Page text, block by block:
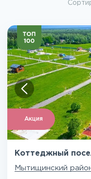
Акция
Коттеджный
Мытищинский